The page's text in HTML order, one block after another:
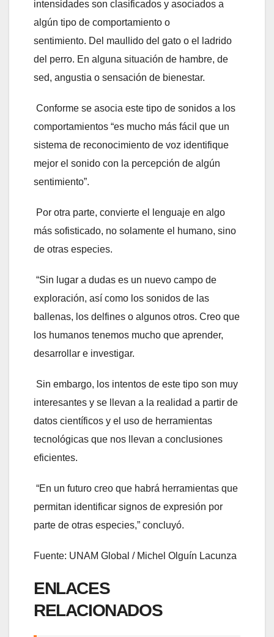
intensidades son clasificados y asociados a
algún tipo de comportamiento o
sentimiento. Del maullido del gato o el ladrido
del perro. En alguna situación de hambre, de
sed, angustia o sensación de bienestar.
Conforme se asocia este tipo de sonidos a los
comportamientos “es mucho más fácil que un
sistema de reconocimiento de voz identifique
mejor el sonido con la percepción de algún
sentimiento”.
Por otra parte, convierte el lenguaje en algo
más sofisticado, no solamente el humano, sino
de otras especies.
“Sin lugar a dudas es un nuevo campo de
exploración, así como los sonidos de las
ballenas, los delfines o algunos otros. Creo que
los humanos tenemos mucho que aprender,
desarrollar e investigar.
Sin embargo, los intentos de este tipo son muy
interesantes y se llevan a la realidad a partir de
datos científicos y el uso de herramientas
tecnológicas que nos llevan a conclusiones
eficientes.
“En un futuro creo que habrá herramientas que
permitan identificar signos de expresión por
parte de otras especies,” concluyó.
Fuente: UNAM Global / Michel Olguín Lacunza
ENLACES
RELACIONADOS